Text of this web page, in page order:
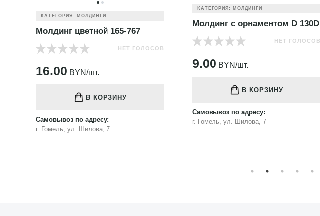
КАТЕГОРИЯ: МОЛДИНГИ
Молдинг цветной 165-767
НЕТ ГОЛОСОВ
16.00 BYN/шт.
В КОРЗИНУ
Самовывоз по адресу:
г. Гомель, ул. Шилова, 7
КАТЕГОРИЯ: МОЛДИНГИ
Молдинг с орнаментом D 130D
НЕТ ГОЛОСОВ
9.00 BYN/шт.
В КОРЗИНУ
Самовывоз по адресу:
г. Гомель, ул. Шилова, 7